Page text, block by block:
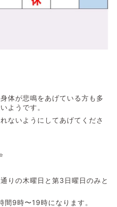
体が悲鳴をあげている方も多
ようです。
ないようにしてあげてくださ
りの木曜日と第3日曜日のみと
9時〜19時になります。